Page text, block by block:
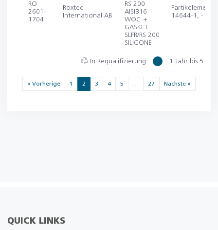
RO
2601-
1704
Roxtec
International AB
RS 200
AISI316
WOC +
GASKET
SLFR/RS 200
SILICONE
14644-1, -14)
In Requalifizierung 1 Jahr bis 5
« Vorherige 1 2 3 4 5 27 Nächste »
QUICK LINKS